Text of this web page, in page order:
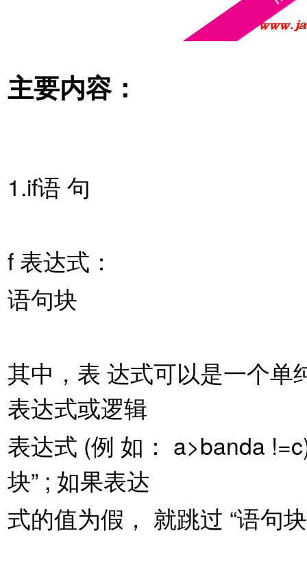
主要内容：
1.if语 句
f 表达式：
语句块
其中，表 达式可以是一个单
表达式或逻辑
表达式 (例 如： a>banda
块” ; 如果表达
式的值为假， 就跳过 “语句